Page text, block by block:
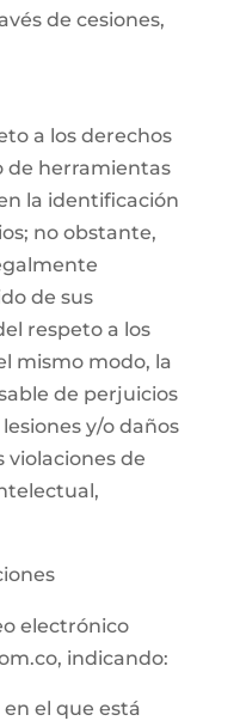
de cesiones,
a los derechos
de herramientas
la identificación
no obstante,
de sus
respeto a los
mismo modo, la
de perjuicios
y/o daños
violaciones de
electrónico
indicando:
el que está